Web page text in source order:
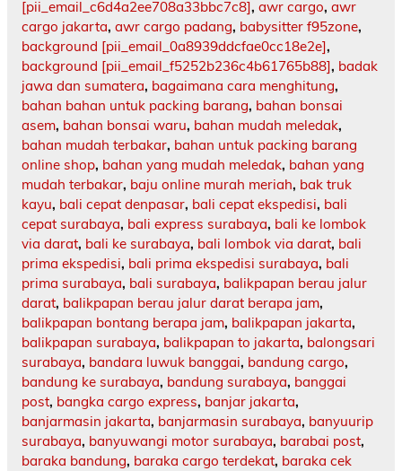
[pii_email_c6d4a2ee708a33bbc7c8], awr cargo, awr
cargo jakarta, awr cargo padang, babysitter f95zone,
background [pii_email_0a8939ddcfae0cc18e2e],
background [pii_email_f5252b236c4b61765b88], badak
jawa dan sumatera, bagaimana cara menghitung,
bahan bahan untuk packing barang, bahan bonsai
asem, bahan bonsai waru, bahan mudah meledak,
bahan mudah terbakar, bahan untuk packing barang
online shop, bahan yang mudah meledak, bahan yang
mudah terbakar, baju online murah meriah, bak truk
kayu, bali cepat denpasar, bali cepat ekspedisi, bali
cepat surabaya, bali express surabaya, bali ke lombok
via darat, bali ke surabaya, bali lombok via darat, bali
prima ekspedisi, bali prima ekspedisi surabaya, bali
prima surabaya, bali surabaya, balikpapan berau jalur
darat, balikpapan berau jalur darat berapa jam,
balikpapan bontang berapa jam, balikpapan jakarta,
balikpapan surabaya, balikpapan to jakarta, balongsari
surabaya, bandara luwuk banggai, bandung cargo,
bandung ke surabaya, bandung surabaya, banggai
post, bangka cargo express, banjar jakarta,
banjarmasin jakarta, banjarmasin surabaya, banyuurip
surabaya, banyuwangi motor surabaya, barabai post,
baraka bandung, baraka cargo terdekat, baraka cek